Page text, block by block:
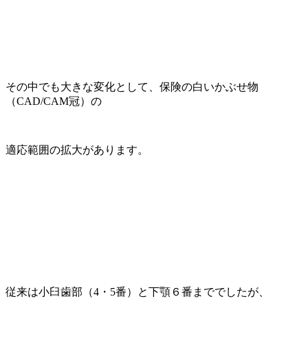
その中でも大きな変化として、保険の白いかぶせ物
（CAD/CAM冠）の
適応範囲の拡大があります。
従来は小臼歯部（4・5番）と下顎６番まででしたが、